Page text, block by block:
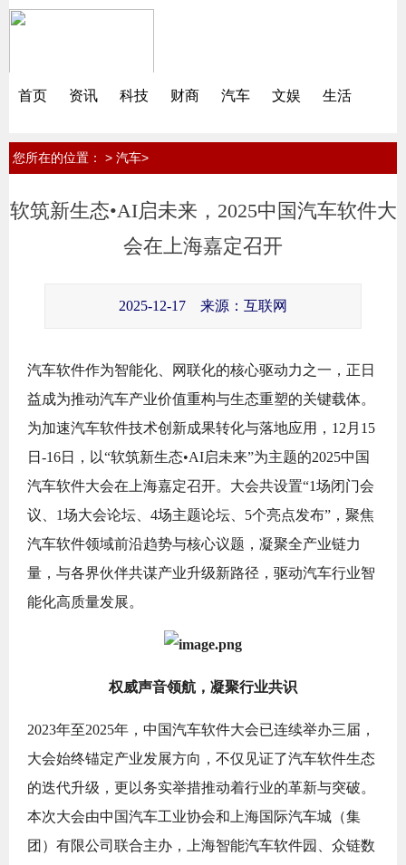
首页 资讯 科技 财商 汽车 文娱 生活
您所在的位置： > 汽车>
软筑新生态•AI启未来，2025中国汽车软件大
会在上海嘉定召开
2025-12-17 来源：互联网
汽车软件作为智能化、网联化的核心驱动力之一，正日
益成为推动汽车产业价值重构与生态重塑的关键载体。
为加速汽车软件技术创新成果转化与落地应用，12月15
日-16日，以“软筑新生态•AI启未来”为主题的2025中国
汽车软件大会在上海嘉定召开。大会共设置“1场闭门会
议、1场大会论坛、4场主题论坛、5个亮点发布”，聚焦
汽车软件领域前沿趋势与核心议题，凝聚全产业链力
量，与各界伙伴共谋产业升级新路径，驱动汽车行业智
能化高质量发展。
权威声音领航，凝聚行业共识
2023年至2025年，中国汽车软件大会已连续举办三届，
大会始终锚定产业发展方向，不仅见证了汽车软件生态
的迭代升级，更以务实举措推动着行业的革新与突破。
本次大会由中国汽车工业协会和上海国际汽车城（集
团）有限公司联合主办，上海智能汽车软件园、众链数